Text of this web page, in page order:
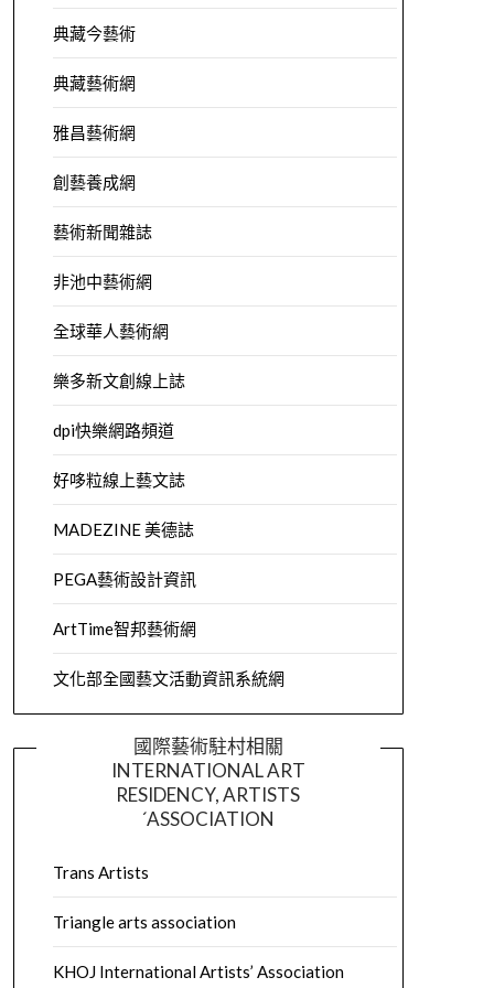
典藏今藝術
典藏藝術網
雅昌藝術網
創藝養成網
藝術新聞雜誌
非池中藝術網
全球華人藝術網
樂多新文創線上誌
dpi快樂網路頻道
好哆粒線上藝文誌
MADEZINE 美德誌
PEGA藝術設計資訊
ArtTime智邦藝術網
文化部全國藝文活動資訊系統網
國際藝術駐村相關
INTERNATIONAL ART
RESIDENCY, ARTISTS
´ASSOCIATION
Trans Artists
Triangle arts association
KHOJ International Artists’ Association